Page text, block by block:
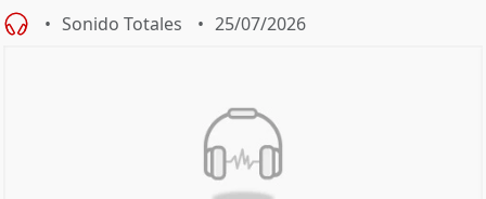
Sonido Totales 25/07/2026